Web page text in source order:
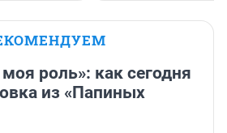
роль»: как сегодня
из «Папиных